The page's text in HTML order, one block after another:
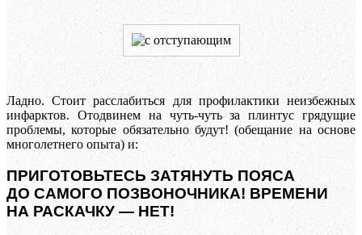
Ладно. Стоит расслабиться для профилактики неизбежных
инфарктов. Отодвинем на чуть-чуть за плинтус грядущие
проблемы, которые обязательно будут! (обещание на основе
многолетнего опыта) и:
ПРИГОТОВЬТЕСЬ ЗАТЯНУТЬ ПОЯСА
ДО САМОГО ПОЗВОНОЧНИКА! ВРЕМЕНИ
НА РАСКАЧКУ — НЕТ!